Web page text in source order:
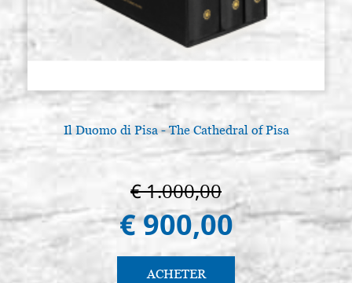
Il Duomo di Pisa - The Cathedral of Pisa
€ 1.000,00
€ 900,00
ACHETER